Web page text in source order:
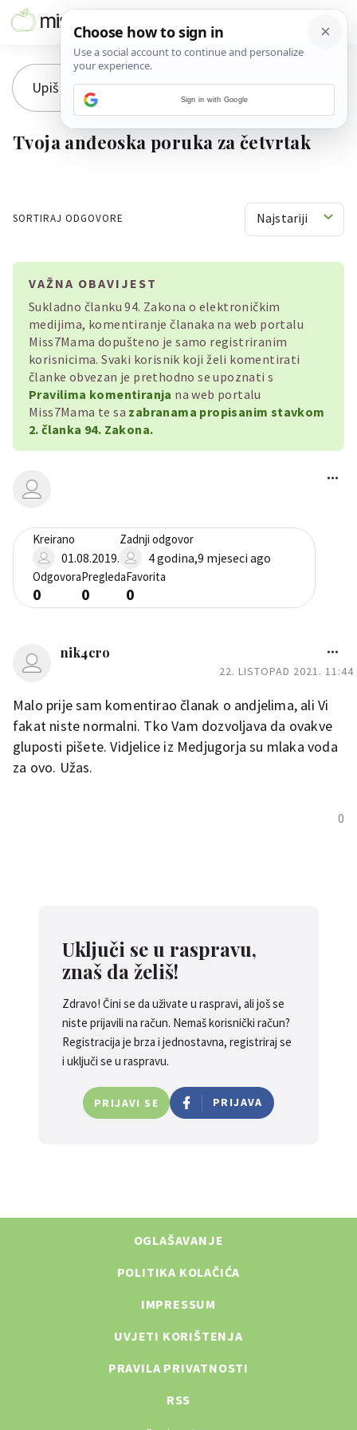
Tvoja anđeoska poruka za četvrtak
SORTIRAJ ODGOVORE Najstariji
VAŽNA OBAVIJEST
Sukladno članku 94. Zakona o elektroničkim
medijima, komentiranje članaka na web portalu
Miss7Mama dopušteno je samo registriranim
korisnicima. Svaki korisnik koji želi komentirati
članke obvezan je prethodno se upoznati s
Pravilima komentiranja na web portalu
Miss7Mama te sa zabranama propisanim stavkom
2. članka 94. Zakona.
Kreirano
01.08.2019.
Zadnji odgovor
4 godina,9 mjeseci ago
Odgovora
0
Pregleda
0
Favorita
0
nik4cro
22. LISTOPAD 2021. 11:44
Malo prije sam komentirao članak o andjelima, ali Vi
fakat niste normalni. Tko Vam dozvoljava da ovakve
gluposti pišete. Vidjelice iz Medjugorja su mlaka voda
za ovo. Užas.
0
Uključi se u raspravu,
znaš da želiš!
Zdravo! Čini se da uživate u raspravi, ali još se
niste prijavili na račun. Nemaš korisnički račun?
Registracija je brza i jednostavna, registriraj se
i uključi se u raspravu.
PRIJAVI SE PRIJAVA
OGLAŠAVANJE
POLITIKA KOLAČIĆA
IMPRESSUM
UVJETI KORIŠTENJA
PRAVILA PRIVATNOSTI
RSS
Sign in with Google